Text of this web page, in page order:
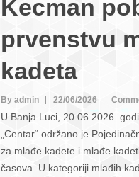
Kecman
prvenstvu
kadeta
By admin 22/06/2026
U Banja Luci, 20.06.2026.
„Centar“ održano je
za mlađe kadete i mlađe
časova. U kategoriji mlađih